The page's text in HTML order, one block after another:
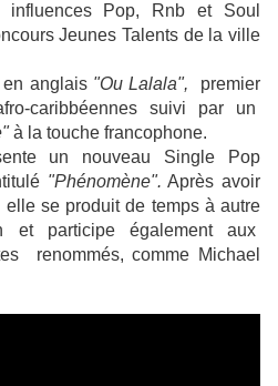
Pop, Rnb et Soul
Jeunes Talents de la ville
anglais "Ou Lalala", premier
caribbéennes suivi par un
à la touche francophone.
un nouveau Single Pop
"Phénomène". Après avoir
se produit de temps à autre
et participe également aux
renommés, comme Michael